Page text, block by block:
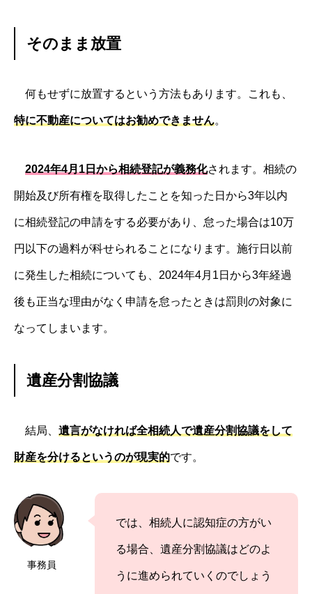
そのまま放置
何もせずに放置するという方法もあります。これも、
特に不動産についてはお勧めできません。
2024年4月1日から相続登記が義務化されます。相続の
開始及び所有権を取得したことを知った日から3年以内
に相続登記の申請をする必要があり、怠った場合は10万
円以下の過料が科せられることになります。施行日以前
に発生した相続についても、2024年4月1日から3年経過
後も正当な理由がなく申請を怠ったときは罰則の対象に
なってしまいます。
遺産分割協議
結局、 遺言がなければ全相続人で遺産分割協議をして
財産を分けるというのが現実的です。
事務員
では、相続人に認知症の方がい
る場合、遺産分割協議はどのよ
うに進められていくのでしょう